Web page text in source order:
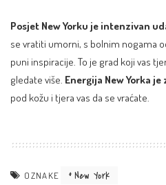
Posjet New Yorku je intenzivan
se vratiti umorni, s bolnim nogama
puni inspiracije. To je grad koji vas
gledate više. Energija New Yorka je
pod kožu i tjera vas da se vraćate.
OZNAKE New York